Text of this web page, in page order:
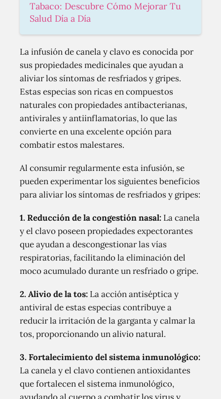
Tabaco: Descubre Cómo Mejorar Tu
Salud Día a Día
La infusión de canela y clavo es conocida por
sus propiedades medicinales que ayudan a
aliviar los síntomas de resfriados y gripes.
Estas especias son ricas en compuestos
naturales con propiedades antibacterianas,
antivirales y antiinflamatorias, lo que las
convierte en una excelente opción para
combatir estos malestares.
Al consumir regularmente esta infusión, se
pueden experimentar los siguientes beneficios
para aliviar los síntomas de resfriados y gripes:
1. Reducción de la congestión nasal: La canela
y el clavo poseen propiedades expectorantes
que ayudan a descongestionar las vías
respiratorias, facilitando la eliminación del
moco acumulado durante un resfriado o gripe.
2. Alivio de la tos: La acción antiséptica y
antiviral de estas especias contribuye a
reducir la irritación de la garganta y calmar la
tos, proporcionando un alivio natural.
3. Fortalecimiento del sistema inmunológico:
La canela y el clavo contienen antioxidantes
que fortalecen el sistema inmunológico,